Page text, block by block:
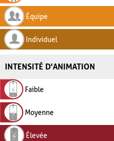
Équipe
Individuel
INTENSITÉ D'ANIMATION
Faible
Moyenne
Élevée